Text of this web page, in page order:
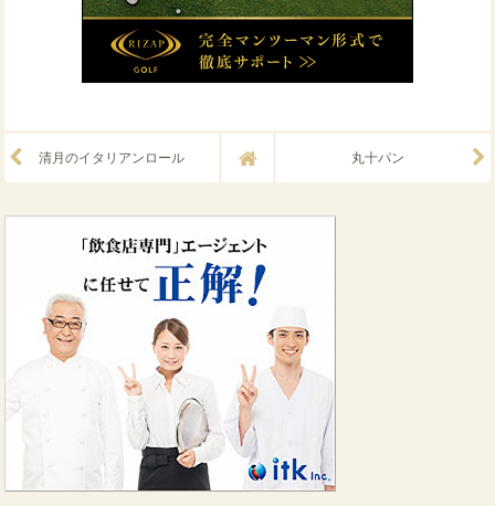
丸十パン
清月のイタリアンロール